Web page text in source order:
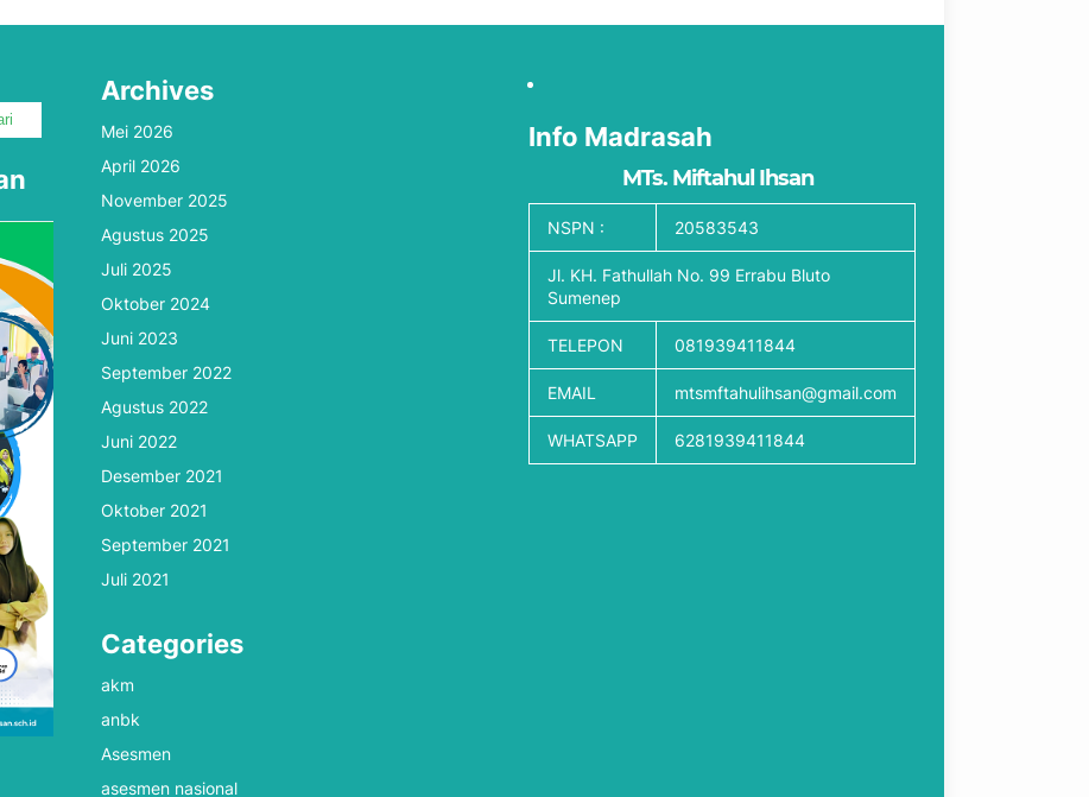
Archives
Mei 2026
April 2026
November 2025
Agustus 2025
Juli 2025
Oktober 2024
Juni 2023
September 2022
Agustus 2022
Juni 2022
Desember 2021
Oktober 2021
September 2021
Juli 2021
Categories
akm
anbk
Asesmen
asesmen nasional
Info Madrasah
MTs. Miftahul Ihsan
NSPN : 20583543
Jl. KH. Fathullah No. 99 Errabu Bluto
Sumenep
TELEPON 081939411844
EMAIL mtsmftahulihsan@gmail.com
WHATSAPP 6281939411844